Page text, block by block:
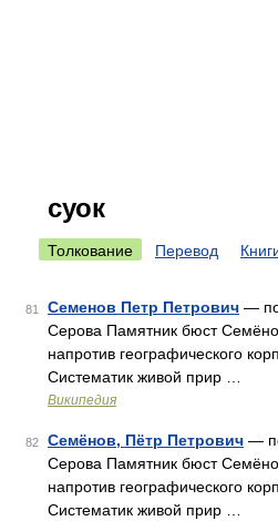
суок
Толкование Перевод
81 Семенов Петр Петрович —
Серова Памятник бюст
напротив географического
Систематик живой прир …
Википедия
82 Семёнов, Пётр Петрович —
Серова Памятник бюст
напротив географического
Систематик живой прир …